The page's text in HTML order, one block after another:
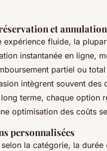
et annulation
expérience fluide, la
instantanée en ligne,
partiel ou
intègrent souvent des
terme, chaque option
optimisation des coûts
personnalisées
la catégorie, la